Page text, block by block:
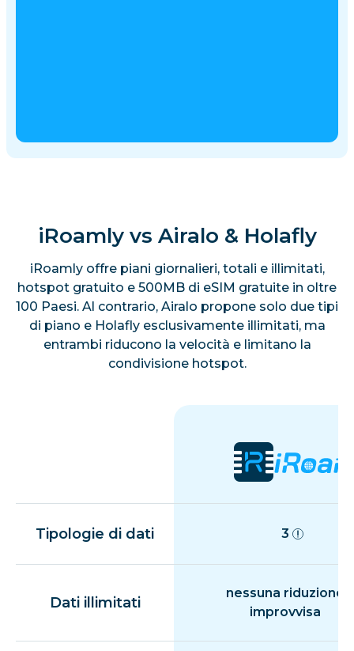
iRoamly vs Airalo & Holafly
iRoamly offre piani giornalieri, totali e illimitati,
hotspot gratuito e 500MB di eSIM gratuite in oltre
100 Paesi. Al contrario, Airalo propone solo due tipi
di piano e Holafly esclusivamente illimitati, ma
entrambi riducono la velocità e limitano la
condivisione hotspot.
Tipologie di dati 3
Dati illimitati
nessuna riduzione
improvvisa